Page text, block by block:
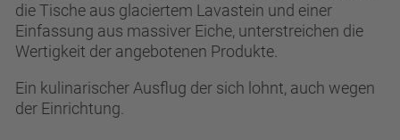
die Tische aus glaciertem Lavastein und einer
Einfassung aus massiver Eiche, unterstreichen die
Wertigkeit der angebotenen Produkte.
Ein kulinarischer Ausflug der sich lohnt, auch wegen
der Einrichtung.